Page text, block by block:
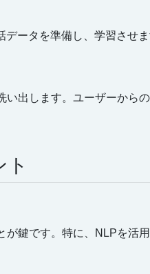
ータを準備し、学習させ
い出します。ユーザーから
が鍵です。特に、NLPを活